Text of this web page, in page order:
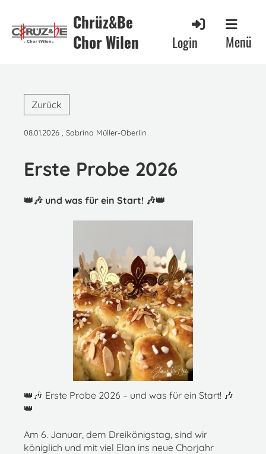
Chrüz&Be
Chor Wilen
Login Menü
Zurück
08.01.2026 , Sabrina Müller-Oberlin
Erste Probe 2026
👑🎶 und was für ein Start! 🎶👑
👑🎶 Erste Probe 2026 – und was für ein Start! 🎶
👑
Am 6. Januar, dem Dreikönigstag, sind wir
königlich und mit viel Elan ins neue Chorjahr